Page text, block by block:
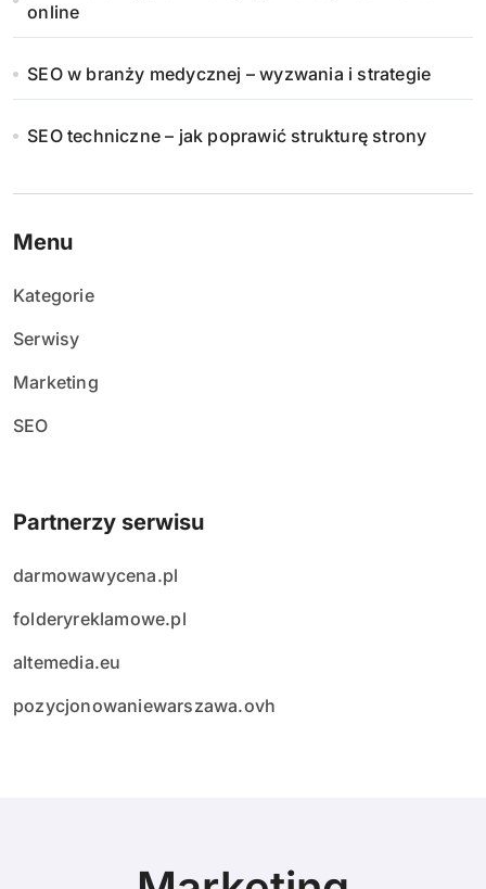
online
SEO w branży medycznej – wyzwania i strategie
SEO techniczne – jak poprawić strukturę strony
Menu
Kategorie
Serwisy
Marketing
SEO
Partnerzy serwisu
darmowawycena.pl
folderyreklamowe.pl
altemedia.eu
pozycjonowaniewarszawa.ovh